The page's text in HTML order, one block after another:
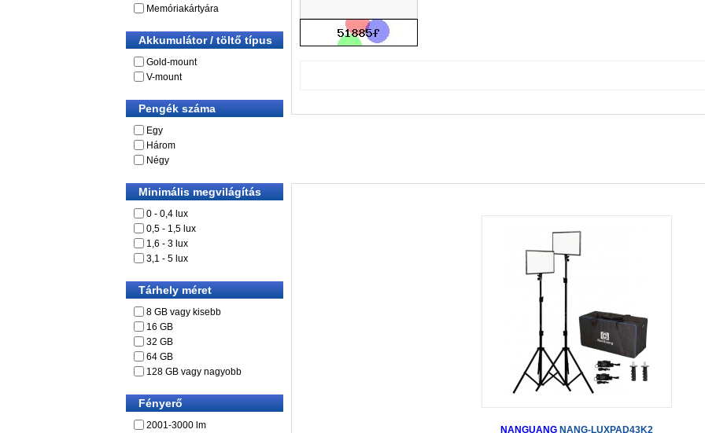
Memóriakártyára
Akkumulátor / töltő típus
Gold-mount
V-mount
Pengék száma
Egy
Három
Négy
Minimális megvilágítás
0 - 0,4 lux
0,5 - 1,5 lux
1,6 - 3 lux
3,1 - 5 lux
Tárhely méret
8 GB vagy kisebb
16 GB
32 GB
64 GB
128 GB vagy nagyobb
Fényerő
2001-3000 lm NANGUANG NANG-LUXPAD43K2